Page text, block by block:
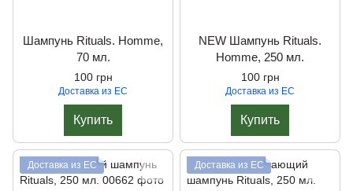
Шампунь Rituals. Homme,
70 мл.
100 грн
Доставка из ЕС
Купить
NEW Шампунь Rituals.
Homme, 250 мл.
100 грн
Доставка из ЕС
Купить
Доставка из ЕС Доставка из ЕС